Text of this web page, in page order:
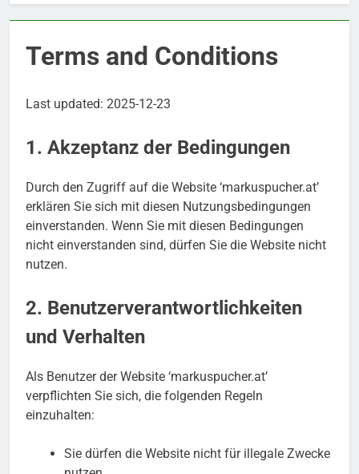
Terms and Conditions
Last updated: 2025-12-23
1. Akzeptanz der Bedingungen
Durch den Zugriff auf die Website ‘markuspucher.at’
erklären Sie sich mit diesen Nutzungsbedingungen
einverstanden. Wenn Sie mit diesen Bedingungen
nicht einverstanden sind, dürfen Sie die Website nicht
nutzen.
2. Benutzerverantwortlichkeiten
und Verhalten
Als Benutzer der Website ‘markuspucher.at’
verpflichten Sie sich, die folgenden Regeln
einzuhalten:
Sie dürfen die Website nicht für illegale Zwecke